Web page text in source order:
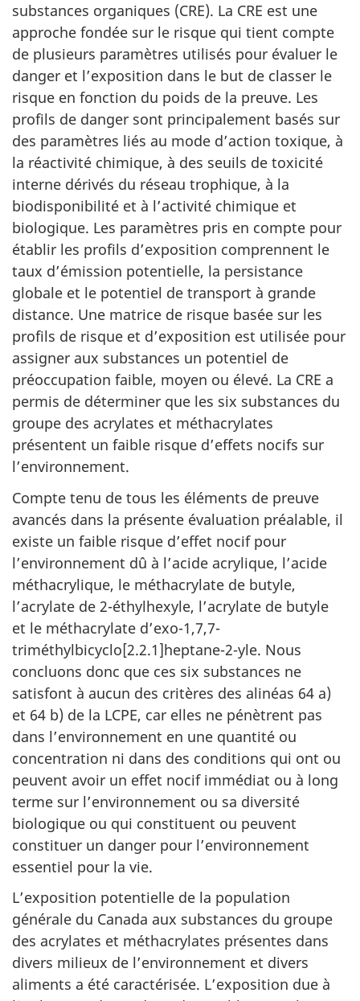
substances organiques (CRE). La CRE est une
approche fondée sur le risque qui tient compte
de plusieurs paramètres utilisés pour évaluer le
danger et l’exposition dans le but de classer le
risque en fonction du poids de la preuve. Les
profils de danger sont principalement basés sur
des paramètres liés au mode d’action toxique, à
la réactivité chimique, à des seuils de toxicité
interne dérivés du réseau trophique, à la
biodisponibilité et à l’activité chimique et
biologique. Les paramètres pris en compte pour
établir les profils d’exposition comprennent le
taux d’émission potentielle, la persistance
globale et le potentiel de transport à grande
distance. Une matrice de risque basée sur les
profils de risque et d’exposition est utilisée pour
assigner aux substances un potentiel de
préoccupation faible, moyen ou élevé. La CRE a
permis de déterminer que les six substances du
groupe des acrylates et méthacrylates
présentent un faible risque d’effets nocifs sur
l’environnement.
Compte tenu de tous les éléments de preuve
avancés dans la présente évaluation préalable, il
existe un faible risque d’effet nocif pour
l’environnement dû à l’acide acrylique, l’acide
méthacrylique, le méthacrylate de butyle,
l’acrylate de 2-éthylhexyle, l’acrylate de butyle
et le méthacrylate d’exo-1,7,7-
triméthylbicyclo[2.2.1]heptane-2-yle. Nous
concluons donc que ces six substances ne
satisfont à aucun des critères des alinéas 64 a)
et 64 b) de la LCPE, car elles ne pénètrent pas
dans l’environnement en une quantité ou
concentration ni dans des conditions qui ont ou
peuvent avoir un effet nocif immédiat ou à long
terme sur l’environnement ou sa diversité
biologique ou qui constituent ou peuvent
constituer un danger pour l’environnement
essentiel pour la vie.
L’exposition potentielle de la population
générale du Canada aux substances du groupe
des acrylates et méthacrylates présentes dans
divers milieux de l’environnement et divers
aliments a été caractérisée. L’exposition due à